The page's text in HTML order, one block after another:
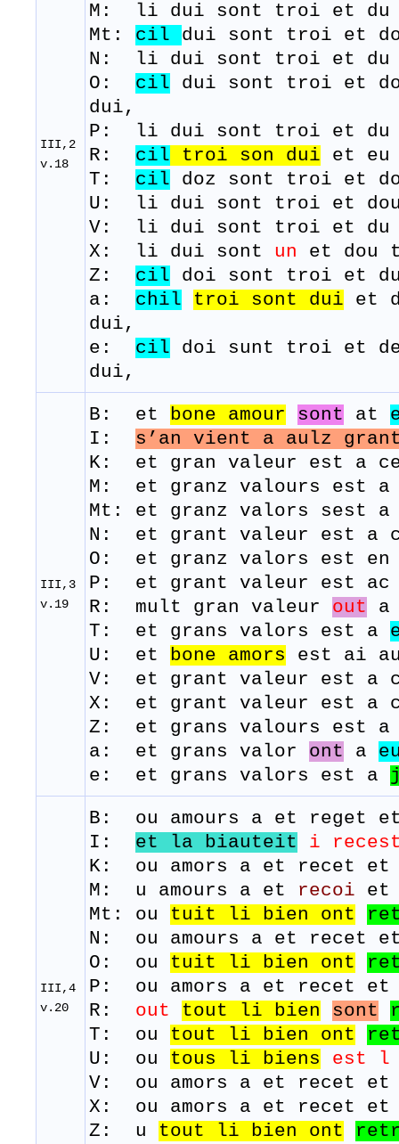
III,2
v.18
M:
li dui sont troi et
Mt: cil dui sont troi et
N: li dui sont troi et
O: cil dui sont troi et
dui,
P: li dui sont troi et
R: cil troi son dui et eu
T: cil doz sont troi et
U: li dui sont troi et
V: li dui sont troi et
X: li dui sont un et dou
Z: cil doi sont troi et
a: chil troi sont dui et
dui,
e: cil doi sunt troi et
dui,
III,3
v.19
B: et bone amour sont at
I: s’an vient a aulz
K: et gran valeur est a
M: et granz valours est
Mt: et granz valors sest a
N: et grant valeur est a
O: et granz valors est
P: et grant valeur est
R: mult gran valeur out
T: et grans valors est a
U: et bone amors est ai
V: et grant valeur est a
X: et grant valeur est a
Z: et grans valours est
a: et grans valor ont a
e: et grans valors est a
III,4
v.20
B: ou amours a et reget
I: et la biauteit
i
K: ou amors a et recet
M: u amours a et recoi
Mt: ou tuit li bien ont
N: ou amours a et recet
O: ou tuit li bien ont
P: ou amors a et recet
R: out tout li bien sont
T: ou tout li bien ont
U: ou tous li biens
est l
V: ou amors a et recet
X: ou amors a et recet
Z: u tout li bien ont